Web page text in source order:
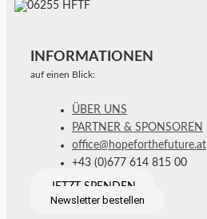
INFORMATIONEN
auf einen Blick:
ÜBER UNS
PARTNER & SPONSOREN
office@hopeforthefuture.at
+43 (0)677 614 815 00
JETZT SPENDEN
Newsletter bestellen